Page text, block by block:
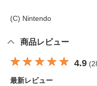
(C) Nintendo
商品レビュー
4.9 (
最新レビュー